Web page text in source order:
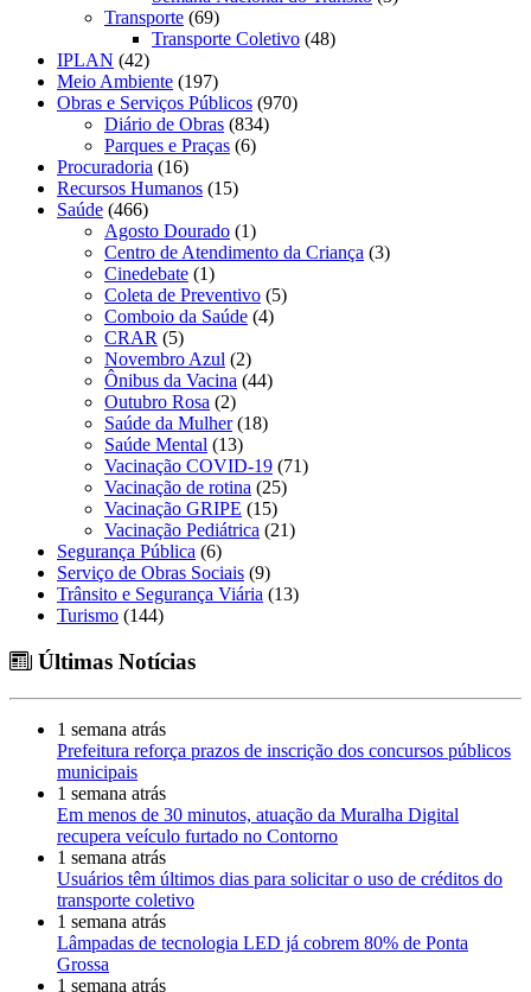
Transporte (69)
Transporte Coletivo (48)
IPLAN (42)
Meio Ambiente (197)
Obras e Serviços Públicos (970)
Diário de Obras (834)
Parques e Praças (6)
Procuradoria (16)
Recursos Humanos (15)
Saúde (466)
Agosto Dourado (1)
Centro de Atendimento da Criança (3)
Cinedebate (1)
Coleta de Preventivo (5)
Comboio da Saúde (4)
CRAR (5)
Novembro Azul (2)
Ônibus da Vacina (44)
Outubro Rosa (2)
Saúde da Mulher(18)
Saúde Mental (13)
Vacinação COVID-19 (71)
Vacinação de rotina (25)
Vacinação GRIPE (15)
Vacinação Pediátrica (21)
Segurança Pública (6)
Serviço de Obras Sociais (9)
Trânsito e Segurança Viária (13)
Turismo (144)
Últimas Notícias
1 semana atrás
Prefeitura reforça prazos de inscrição dos concursos públicos
municipais
1 semana atrás
Em menos de 30 minutos, atuação da Muralha Digital
recupera veículo furtado no Contorno
1 semana atrás
Usuários têm últimos dias para solicitar o uso de créditos do
transporte coletivo
1 semana atrás
Lâmpadas de tecnologia LED já cobrem 80% de Ponta
Grossa
1 semana atrás